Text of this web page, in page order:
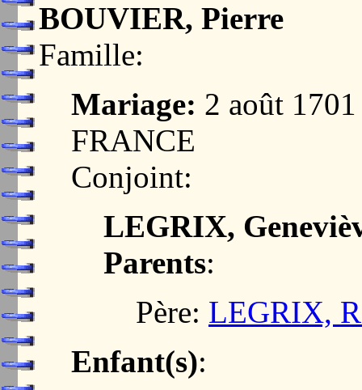
BOUVIER, Pierre
Famille:
Mariage: 2 août
FRANCE
Conjoint:
LEGRIX,
Parents:
Père: LEGRIX,
Enfant(s):